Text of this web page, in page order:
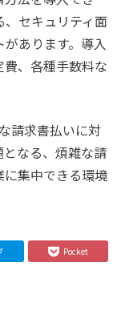
セキュリティ面
あります。導入
、各種手数料な
請求書払いに対
なる、煩雑な請
集中できる環境
Pocket